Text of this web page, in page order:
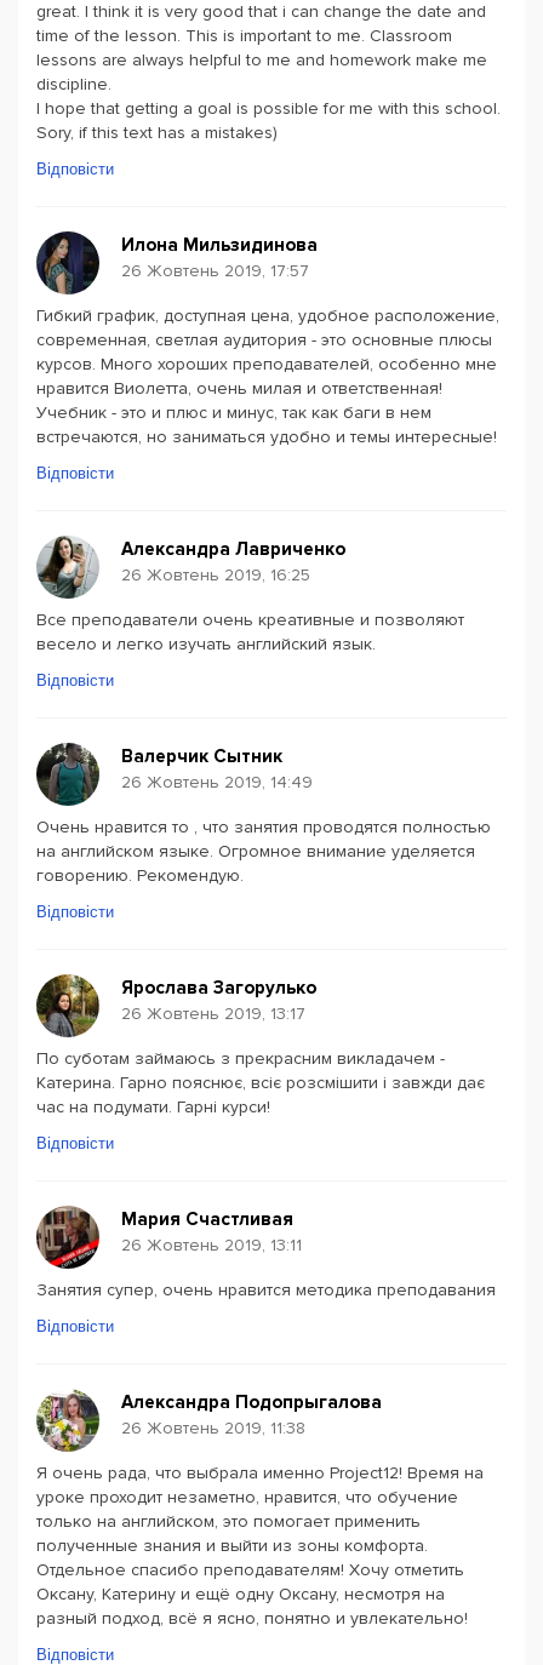
great. I think it is very good that i can change the date and
time of the lesson. This is important to me. Classroom
lessons are always helpful to me and homework make me
discipline.
I hope that getting a goal is possible for me with this school.
Sory, if this text has a mistakes)
Відповісти
Илона Мильзидинова
26 Жовтень 2019, 17:57
Гибкий график, доступная цена, удобное расположение,
современная, светлая аудитория - это основные плюсы
курсов. Много хороших преподавателей, особенно мне
нравится Виолетта, очень милая и ответственная!
Учебник - это и плюс и минус, так как баги в нем
встречаются, но заниматься удобно и темы интересные!
Відповісти
Александра Лавриченко
26 Жовтень 2019, 16:25
Все преподаватели очень креативные и позволяют
весело и легко изучать английский язык.
Відповісти
Валерчик Сытник
26 Жовтень 2019, 14:49
Очень нравится то , что занятия проводятся полностью
на английском языке. Огромное внимание уделяется
говорению. Рекомендую.
Відповісти
Ярослава Загорулько
26 Жовтень 2019, 13:17
По суботам займаюсь з прекрасним викладачем -
Катерина. Гарно пояснює, всіє розсмішити і завжди дає
час на подумати. Гарні курси!
Відповісти
Мария Счастливая
26 Жовтень 2019, 13:11
Занятия супер, очень нравится методика преподавания
Відповісти
Александра Подопрыгалова
26 Жовтень 2019, 11:38
Я очень рада, что выбрала именно Project12! Время на
уроке проходит незаметно, нравится, что обучение
только на английском, это помогает применить
полученные знания и выйти из зоны комфорта.
Отдельное спасибо преподавателям! Хочу отметить
Оксану, Катерину и ещё одну Оксану, несмотря на
разный подход, всё я ясно, понятно и увлекательно!
Відповісти